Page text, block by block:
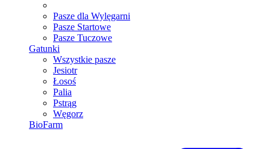
Pasze dla Wylęgarni
Pasze Startowe
Pasze Tuczowe
Gatunki
Wszystkie pasze
Jesiotr
Łosoś
Palia
Pstrąg
Węgorz
BioFarm